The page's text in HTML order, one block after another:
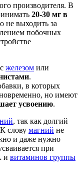
производителя. В
20-30 мг в
не выходить за
побочных
железом или
.
в которых
но имеют
усвоению.
, так как долгий
слову магний не
и даже нужно
при
и витаминов группы